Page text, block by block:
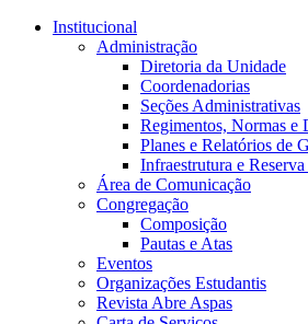
Conteúdo principal
Institucional
Administração
Diretoria da Unidade
Coordenadorias
Seções Administrativas
Regimentos, Normas e
Planes e Relatórios de
Infraestrutura e
Área de Comunicação
Congregação
Composição
Pautas e Atas
Eventos
Organizações Estudantis
Revista Abre Aspas